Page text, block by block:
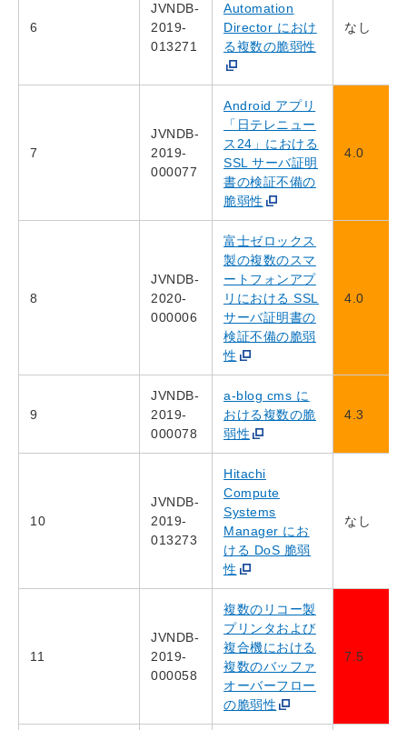
6
JVNDB-
2019-
013271
Automation
Director におけ
る複数の脆弱性
なし
7
JVNDB-
2019-
000077
Android アプリ
「日テレニュー
ス24」における
SSL サーバ証明
書の検証不備の
脆弱性
4.0
8
JVNDB-
2020-
000006
富士ゼロックス
製の複数のスマ
ートフォンアプ
リにおける SSL
サーバ証明書の
検証不備の脆弱
性
4.0
9
JVNDB-
2019-
000078
a-blog cms に
おける複数の脆
弱性
4.3
10
JVNDB-
2019-
013273
Hitachi
Compute
Systems
Manager にお
ける DoS 脆弱
性
なし
11
JVNDB-
2019-
000058
複数のリコー製
プリンタおよび
複合機における
複数のバッファ
オーバーフロー
の脆弱性
7.5